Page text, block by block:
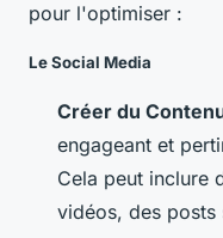
pour l'optimiser :
Le Social Media
Créer du
engageant et
Cela peut inclure
vidéos, des posts